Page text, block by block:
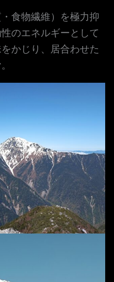
食物繊維）を極力抑
のエネルギーとして
かじり、居合わせた